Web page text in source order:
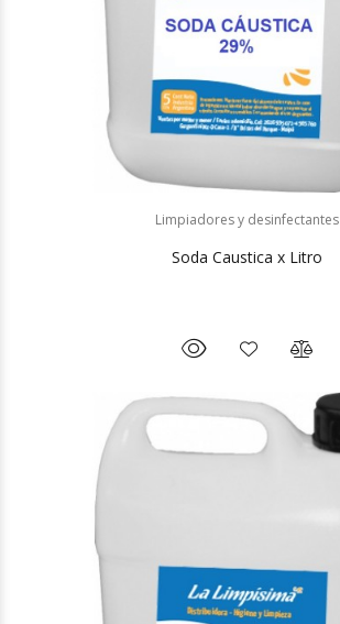
Limpiadores y desinfectantes
Soda Caustica x Litro